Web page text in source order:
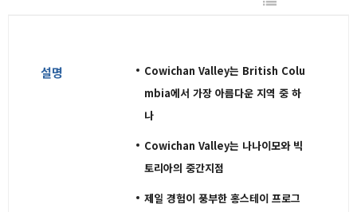
설명
Cowichan Valley는 British Colu
mbia에서 가장 아름다운 지역 중 하
나
Cowichan Valley는 나나이모와 빅
토리아의 중간지점
제일 경험이 풍부한 홍스테이 프로그